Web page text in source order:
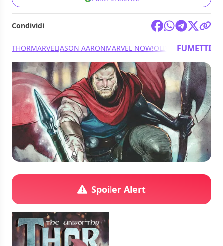
Condividi
THORMARVELJASON AARONMARVEL NOW!OLIVIER COIPEL
FUMETTI
Spoiler Alert